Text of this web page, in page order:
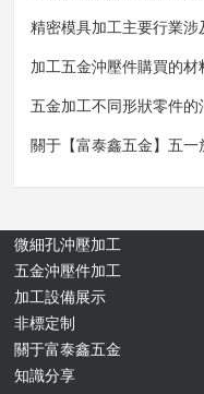
精密模具加工主要行業
加工五金沖壓件購買的
五金加工不同形狀零件
關于【富泰鑫五金】五一
微細孔沖壓加工
五金沖壓件加工
加工設備展示
非標定制
關于富泰鑫五金
知識分享